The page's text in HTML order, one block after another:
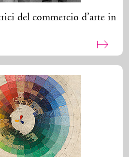
del commercio d’arte in